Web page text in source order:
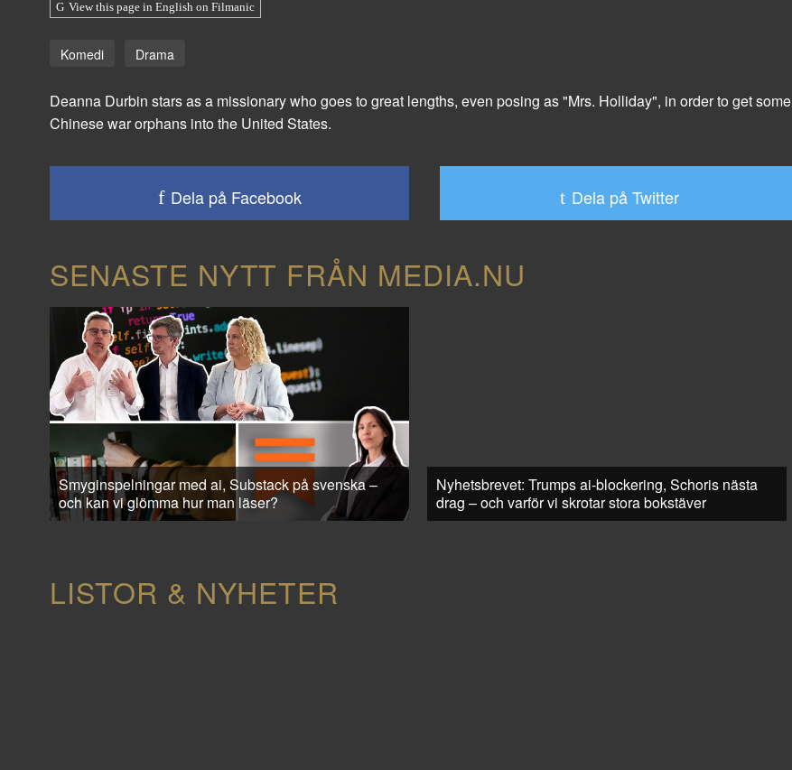
View this page in English on Filmanic
Komedi Drama
Deanna Durbin stars as a missionary who goes to great lengths, even posing as "Mrs. Holliday", in order to get some
Chinese war orphans into the United States.
Dela på Facebook Dela på Twitter
SENASTE NYTT FRÅN MEDIA.NU
Smyginspelningar med ai, Substack på svenska –
och kan vi glömma hur man läser?
Nyhetsbrevet: Trumps ai-blockering, Schoris nästa
drag – och varför vi skrotar stora bokstäver
LISTOR & NYHETER